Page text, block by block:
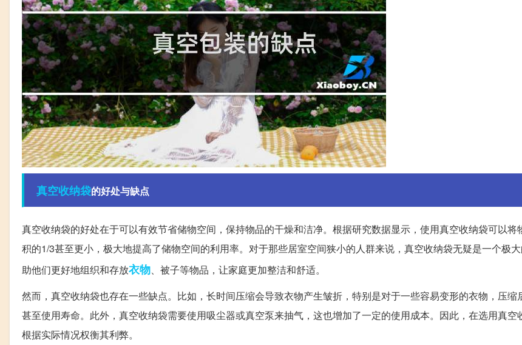
真空收纳袋的好处与缺点
真空收纳袋的好处在于可以有效节省储物空间，保持物品的干燥和洁净。根据研究数据显示，使用真空收纳袋可以将
积的1/3甚至更小，极大地提高了储物空间的利用率。对于那些居室空间狭小的人群来说，真空收纳袋无疑是一个极
助他们更好地组织和存放衣物、被子等物品，让家庭更加整洁和舒适。
然而，真空收纳袋也存在一些缺点。比如，长时间压缩会导致衣物产生皱折，特别是对于一些容易变形的衣物，压缩
甚至使用寿命。此外，真空收纳袋需要使用吸尘器或真空泵来抽气，这也增加了一定的使用成本。因此，在选用真空
根据实际情况权衡其利弊。